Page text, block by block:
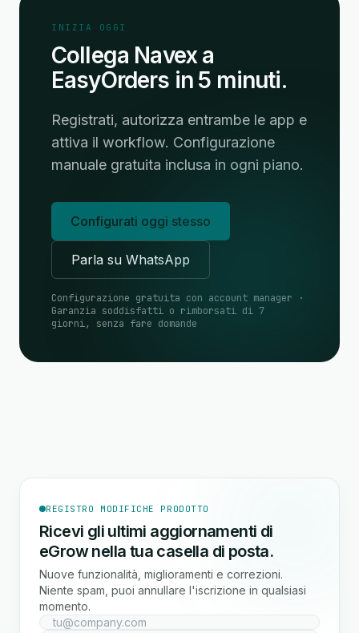
INIZIA OGGI
Collega Navex a
EasyOrders in 5 minuti.
Registrati, autorizza entrambe le app e
attiva il workflow. Configurazione
manuale gratuita inclusa in ogni piano.
Configurati oggi stesso
Parla su WhatsApp
Configurazione gratuita con account manager ·
Garanzia soddisfatti o rimborsati di 7
giorni, senza fare domande
REGISTRO MODIFICHE PRODOTTO
Ricevi gli ultimi aggiornamenti di
eGrow nella tua casella di posta.
Nuove funzionalità, miglioramenti e correzioni.
Niente spam, puoi annullare l'iscrizione in qualsiasi
momento.